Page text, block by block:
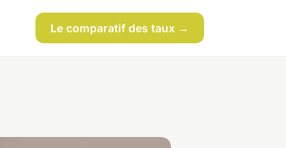
Le comparatif des taux →